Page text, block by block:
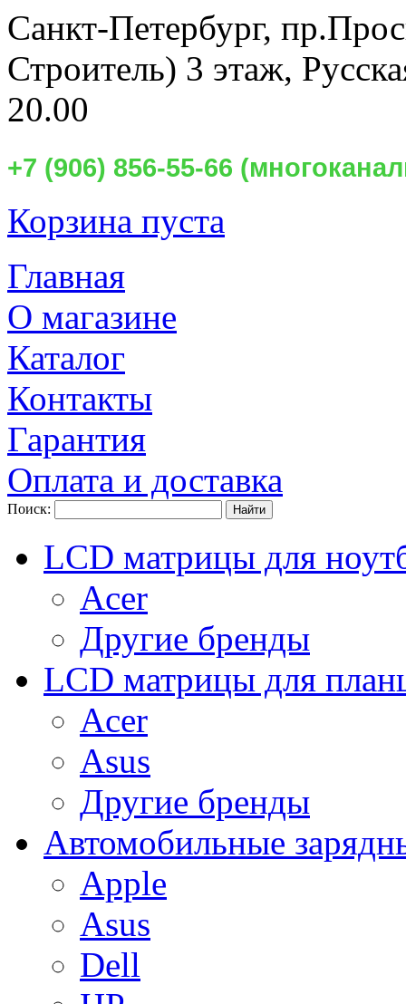
Санкт-Петербург,
Строитель) 3 этаж,
20.00
+7 (906) 856-55-66
Корзина пуста
Главная
О магазине
Каталог
Контакты
Гарантия
Оплата и доставка
Поиск:
LCD матрицы для
Acer
Другие бренды
LCD матрицы для
Acer
Asus
Другие бренды
Автомобильные
Apple
Asus
Dell